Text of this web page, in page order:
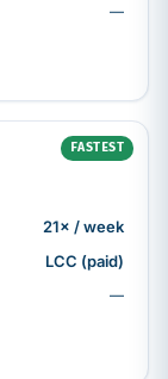
—
FASTEST
21× / week
LCC (paid)
—